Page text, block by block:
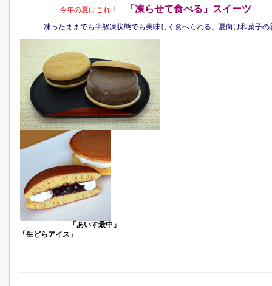
今年の夏はこれ！
「凍らせて食べる」スイーツ
凍ったままでも半解凍状態でも美味しく食べられる、夏向け和菓子の
「あいす最中」
「生どらアイス」